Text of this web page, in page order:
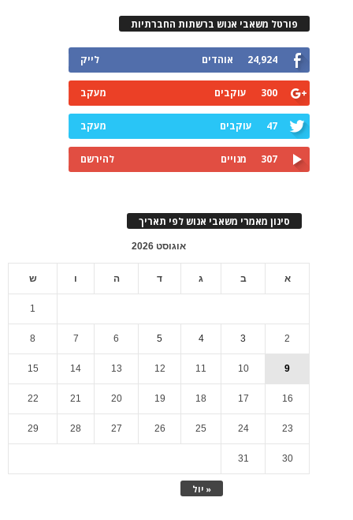
פורטל משאבי אנוש ברשתות החברתיות
24,924 אוהדים לייק
300 עוקבים מעקב
47 עוקבים מעקב
307 מנויים להירשם
סינון מאמרי משאבי אנוש לפי תאריך
אוגוסט 2026
א ב ג ד ה ו ש
« יול
1
2
3
4
5
6
7
8
9
10
11
12
13
14
15
16
17
18
19
20
21
22
23
24
25
26
27
28
29
30
31